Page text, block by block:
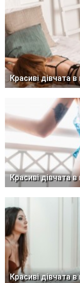
Красиві дівчата
Красиві дівчата
Красиві дівчата